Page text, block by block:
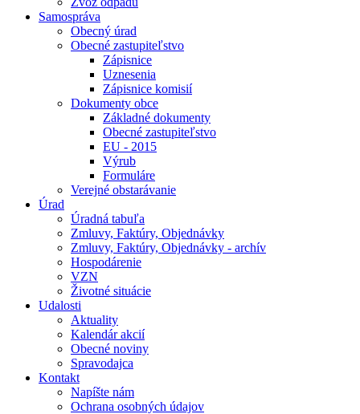
Samospráva
Obecný úrad
Obecné zastupiteľstvo
Zápisnice
Uznesenia
Zápisnice komisií
Dokumenty obce
Základné dokumenty
Obecné zastupiteľstvo
EU - 2015
Výrub
Formuláre
Verejné obstarávanie
Úrad
Úradná tabuľa
Zmluvy, Faktúry, Objednávky
Zmluvy, Faktúry, Objednávky - archív
Hospodárenie
VZN
Životné situácie
Udalosti
Aktuality
Kalendár akcií
Obecné noviny
Spravodajca
Kontakt
Napíšte nám
Ochrana osobných údajov